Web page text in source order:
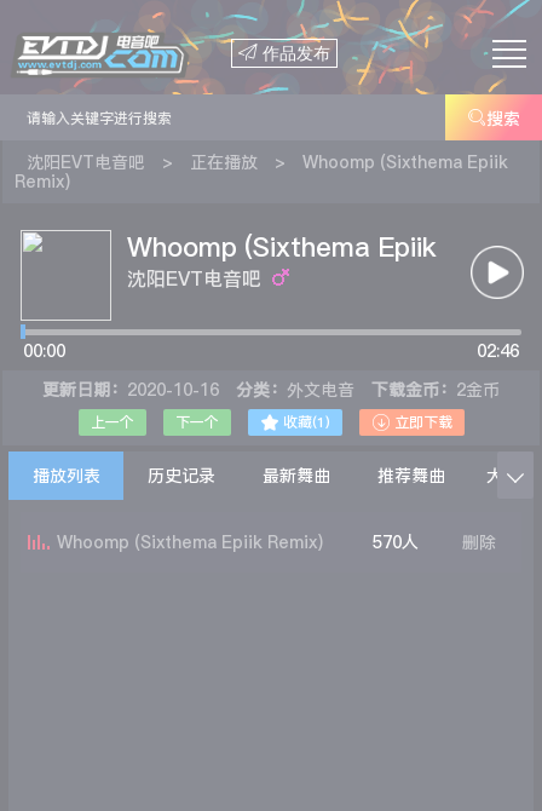
 作品发布
搜索
沈阳EVT电音吧 > 正在播放 >
Whoomp (Sixthema Epiik
Remix)
Whoomp (Sixthema Epiik
Remix)
沈阳EVT电音吧
00:00
02:46
更新日期： 2020-10-16 分类： 外文电音 下载金币： 2金币
上一个 下一个  收藏(1 )  立即下载
播放列表 历史记录 最新舞曲 推荐舞曲 大家在

Whoomp (Sixthema Epiik Remix) 570人 删除